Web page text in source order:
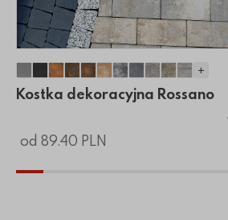
Kostka dekoracyjna Rossano
Kostka dekoracyjna Rossano
Kostka dekoracyjna
Kostka dekoracyjna
Kostka dekoracyjna
Kostka dekoracyjna
Kostka
Kostka
Kostka
Kostka
+
Kostka dekoracyjna Rossano
od 89.40 PLN